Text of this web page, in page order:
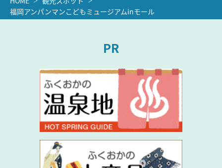
福岡アンパンマンこどもミュージアムinモール
PR